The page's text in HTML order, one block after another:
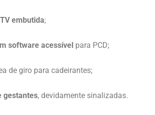
embutida;
software acessível para PCD;
de giro para cadeirantes;
gestantes, devidamente sinalizadas.